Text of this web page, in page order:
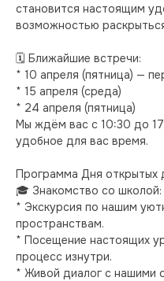
становится настоящим
возможностью
🗓 Ближайшие встречи:
* 10 апреля (пятница) —
* 15 апреля (среда)
* 24 апреля (пятница)
Мы ждём вас с 10:30 до
удобное для вас время.
Программа Дня открытых
🎓 Знакомство со школой:
* Экскурсия по нашим
пространствам.
* Посещение настоящих
процесс изнутри.
* Живой диалог с нашими